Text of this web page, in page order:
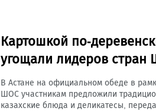
Картошкой по-
угощали лидеров стран
В Астане на официальном обеде в
ШОС участникам предложили
казахские блюда и деликатесы,